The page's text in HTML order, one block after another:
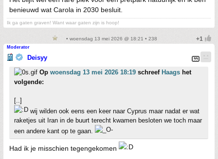
benieuwd wat Carola in 2030 besluit.
Ik ga gaten graven! Want waar gaten zijn is hoop!
• woensdag 13 mei 2026 @ 18:21 • 238
Moderator
Deisyy
Op woensdag 13 mei 2026 18:19 schreef Haags het
volgende:
[..]
wij wilden ook eens een keer naar Cyprus maar nadat er wat
raketjes uit Iran in de buurt terecht kwamen besloten we toch maar
een andere kant op te gaan.
Had ik je misschien tegengekomen